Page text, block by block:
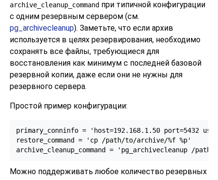
archive_cleanup_command при типичной конфигурации
с одним резервным сервером (см.
pg_archivecleanup). Заметьте, что если архив
используется в целях резервирования, необходимо
сохранять все файлы, требующиеся для
восстановления как минимум с последней базовой
резервной копии, даже если они не нужны для
резервного сервера.
Простой пример конфигурации:
primary_conninfo = 'host=192.168.1.50 port=5432
restore_command = 'cp /path/to/archive/%f %p'
archive_cleanup_command = 'pg_archivecleanup /
Можно поддерживать любое количество резервных